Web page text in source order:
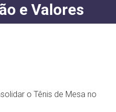
e Valores
o Tênis de Mesa no